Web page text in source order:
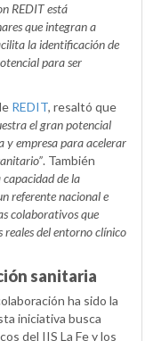
REDIT está
que integran a
la identificación de
para ser
REDIT, resaltó que
el gran potencial
y empresa para acelerar
. También
de la
referente nacional e
colaborativos que
reales del entorno clínico
sanitaria
ha sido la
iniciativa busca
del IIS La Fe y los